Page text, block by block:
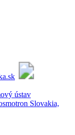
ústav
Slovakia,